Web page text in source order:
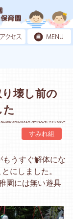
壊し前の
た
すみれ組
うすぐ解体にな
にしました。
園には無い遊具